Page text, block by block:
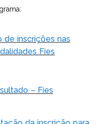
de inscrições nas
Fies
– Fies